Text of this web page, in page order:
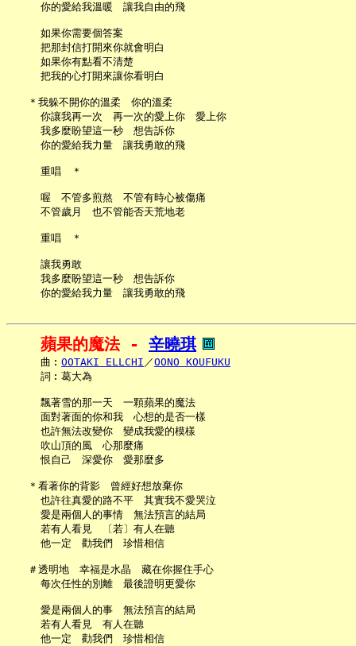
     你的愛給我溫暖　讓我自由的飛
     如果你需要個答案
     把那封信打開來你就會明白
     如果你有點看不清楚
     把我的心打開來讓你看明白
   ＊我躲不開你的溫柔　你的溫柔
     你讓我再一次　再一次的愛上你　愛上你
     我多麼盼望這一秒　想告訴你
     你的愛給我力量　讓我勇敢的飛
     重唱　＊
     喔　不管多煎熬　不管有時心被傷痛
     不管歲月　也不管能否天荒地老
     重唱　＊
     讓我勇敢
     我多麼盼望這一秒　想告訴你
蘋果的魔法 - 辛曉琪
     曲︰
OOTAKI ELLCHI ／OONO KOUFUKU
     詞︰葛大為
     飄著雪的那一天　一顆蘋果的魔法
     面對著面的你和我　心想的是否一樣
     也許無法改變你　變成我愛的模樣
     吹山頂的風　心那麼痛
     恨自己　深愛你　愛那麼多
   ＊看著你的背影　曾經好想放棄你
     也許往真愛的路不平　其實我不愛哭泣
     愛是兩個人的事情　無法預言的結局
     若有人看見　〔若〕有人在聽
     他一定　勸我們　珍惜相信
   ＃透明地　幸福是水晶　藏在你握住手心
     每次任性的別離　最後證明更愛你
     愛是兩個人的事　無法預言的結局
     若有人看見　有人在聽
     他一定　勸我們　珍惜相信